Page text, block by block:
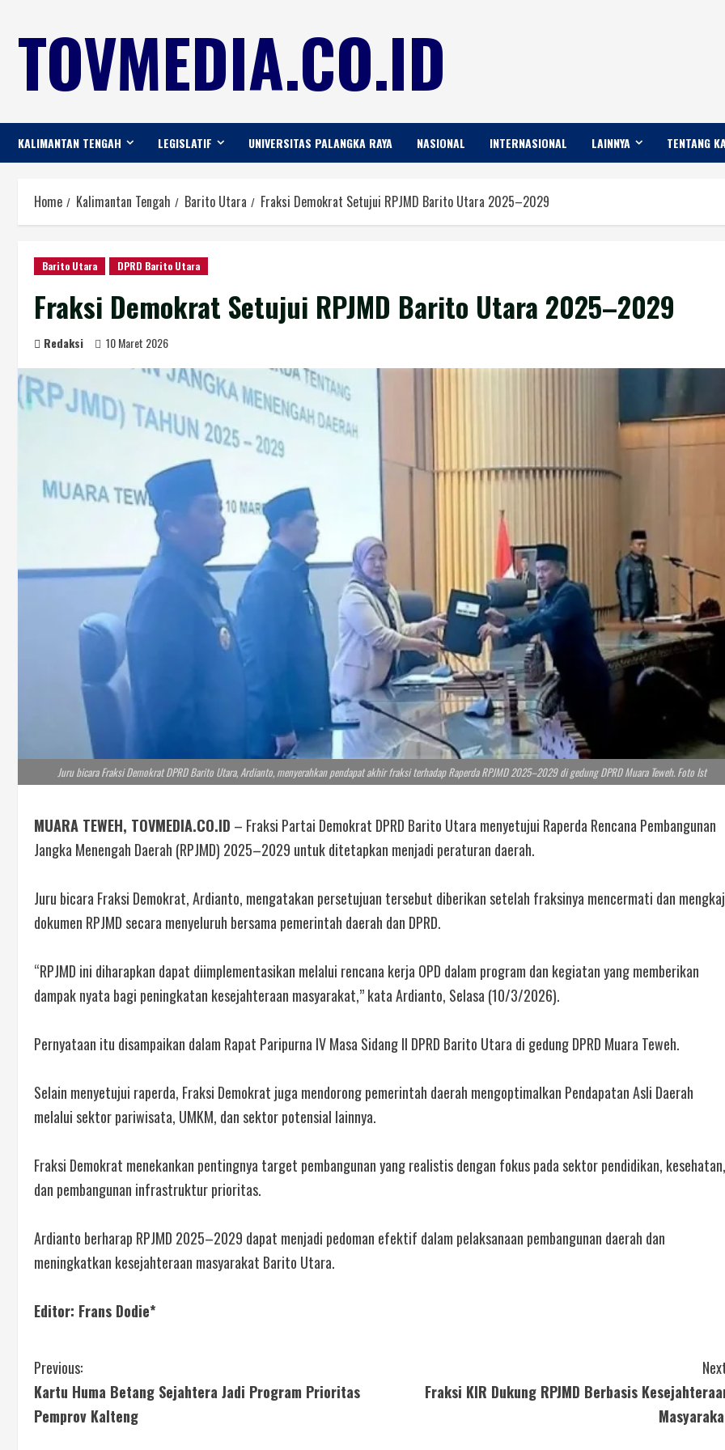
TOVMEDIA.CO.ID
KALIMANTAN TENGAH LEGISLATIF UNIVERSITAS PALANGKA RAYA NASIONAL INTERNASIONAL LAINNYA TENTANG
Home Kalimantan Tengah Barito Utara Fraksi Demokrat Setujui RPJMD Barito Utara 2025–2029
Barito Utara DPRD Barito Utara
Fraksi Demokrat Setujui RPJMD Barito Utara 2025–2029
Redaksi 10 Maret 2026
Juru bicara Fraksi Demokrat DPRD Barito Utara, Ardianto, menyerahkan pendapat akhir fraksi terhadap Raperda RPJMD 2025–2029 di gedung DPRD Muara Teweh. Foto Ist
MUARA TEWEH, TOVMEDIA.CO.ID – Fraksi Partai Demokrat DPRD Barito Utara menyetujui Raperda Rencana Pembangunan
Jangka Menengah Daerah (RPJMD) 2025–2029 untuk ditetapkan menjadi peraturan daerah.
Juru bicara Fraksi Demokrat, Ardianto, mengatakan persetujuan tersebut diberikan setelah fraksinya mencermati dan
dokumen RPJMD secara menyeluruh bersama pemerintah daerah dan DPRD.
“RPJMD ini diharapkan dapat diimplementasikan melalui rencana kerja OPD dalam program dan kegiatan yang memberikan
dampak nyata bagi peningkatan kesejahteraan masyarakat,” kata Ardianto, Selasa (10/3/2026).
Pernyataan itu disampaikan dalam Rapat Paripurna IV Masa Sidang II DPRD Barito Utara di gedung DPRD Muara Teweh.
Selain menyetujui raperda, Fraksi Demokrat juga mendorong pemerintah daerah mengoptimalkan Pendapatan Asli Daerah
melalui sektor pariwisata, UMKM, dan sektor potensial lainnya.
Fraksi Demokrat menekankan pentingnya target pembangunan yang realistis dengan fokus pada sektor pendidikan, kesehatan,
dan pembangunan infrastruktur prioritas.
Ardianto berharap RPJMD 2025–2029 dapat menjadi pedoman efektif dalam pelaksanaan pembangunan daerah dan
meningkatkan kesejahteraan masyarakat Barito Utara.
Editor: Frans Dodie*
Previous:
Kartu Huma Betang Sejahtera Jadi Program Prioritas
Pemprov Kalteng
Fraksi KIR Dukung RPJMD Berbasis